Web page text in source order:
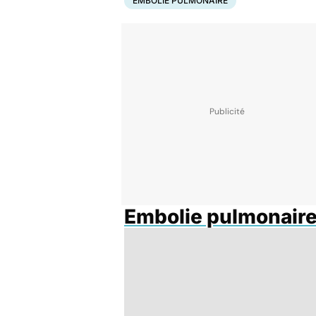
Embolie